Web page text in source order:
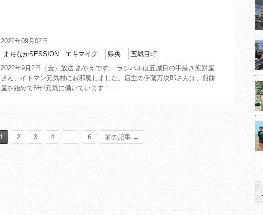
2022年09月02日
まちなかSESSION エキマイク
県央
五城目町
2022年9月2日（金）放送 あやえです。 ラジパルは五城目の手焼き煎餅屋
さん、イトマン元気村にお邪魔しました。店主の伊藤万次郎さんは、煎餅
屋を始めて6年!元気に働いています！...
1 2 3 4 6 前の記事 →